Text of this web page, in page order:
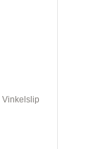
Vinkelslip